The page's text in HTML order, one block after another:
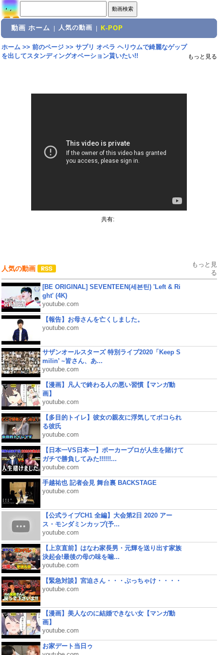
動画 ホーム 人気の動画 K-POP
ホーム>> 前のページ>> サプリ オペラ ヘリウムで綺麗なゲップ
を出してスタンディングオベーション貰いたい!!
もっと見る
共有:
人気の動画
もっと見
る
[BE ORIGINAL] SEVENTEEN(세븐틴) 'Left & Ri
ght' (4K)
youtube.com
【報告】お母さんを亡くしました。
youtube.com
サザンオールスターズ 特別ライブ2020「Keep S
milin’ ~皆さん、あ...
youtube.com
【漫画】凡人で終わる人の悪い習慣【マンガ動
画】
youtube.com
【多目的トイレ】彼女の親友に浮気してボコられ
る彼氏
youtube.com
【日本一VS日本一】ポーカープロが人生を賭けて
ガチで勝負してみた!!!!!!...
youtube.com
手越祐也 記者会見 舞台裏 BACKSTAGE
youtube.com
【公式ライブCH1 全編】大会第2日 2020 アー
ス・モンダミンカップ(予...
youtube.com
【上京直前】はなわ家長男・元輝を送り出す家族
決起会!最後の母の味を噛...
youtube.com
【緊急対談】宮迫さん・・・ぶっちゃけ・・・・
youtube.com
【漫画】美人なのに結婚できない女【マンガ動
画】
youtube.com
お家デート当日ゥ